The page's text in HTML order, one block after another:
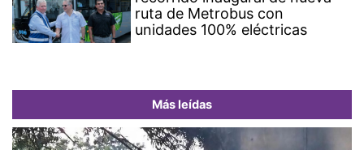
ruta de Metrobus con
unidades 100% eléctricas
Más leídas